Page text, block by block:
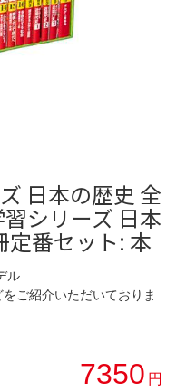
日本の歴史 全
シリーズ 日本
定番セット: 本
ル
ご紹介いただいておりま
7350 円